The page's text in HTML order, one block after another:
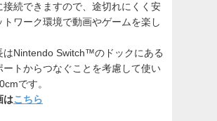
接続できますので、途切れにくく安
トワーク環境で動画やゲームを楽し
はNintendo Switch™のドックにある
ートからつなぐことを考慮して使い
です。
はこちら